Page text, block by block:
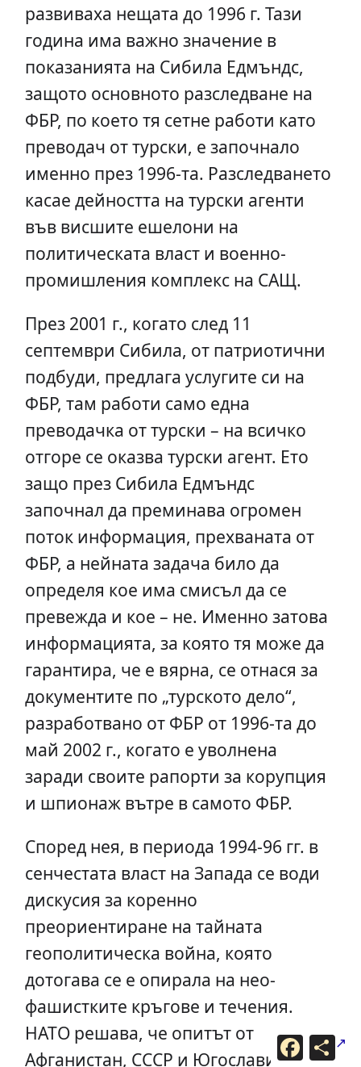
развиваха нещата до 1996 г. Тази
година има важно значение в
показанията на Сибила Едмъндс,
защото основното разследване на
ФБР, по което тя сетне работи като
преводач от турски, е започнало
именно през 1996-та. Разследването
касае дейността на турски агенти
във висшите ешелони на
политическата власт и военно-
промишления комплекс на САЩ.
През 2001 г., когато след 11
септември Сибила, от патриотични
подбуди, предлага услугите си на
ФБР, там работи само една
преводачка от турски – на всичко
отгоре се оказва турски агент. Ето
защо през Сибила Едмъндс
започнал да преминава огромен
поток информация, прехваната от
ФБР, а нейната задача било да
определя кое има смисъл да се
превежда и кое – не. Именно затова
информацията, за която тя може да
гарантира, че е вярна, се отнася за
документите по „турското дело“,
разработвано от ФБР от 1996-та до
май 2002 г., когато е уволнена
заради своите рапорти за корупция
и шпионаж вътре в самото ФБР.
Според нея, в периода 1994-96 гг. в
сенчестата власт на Запада се води
дискусия за коренно
преориентиране на тайната
геополитическа война, която
дотогава се е опирала на нео-
фашистките кръгове и течения.
НАТО решава, че опитът от
Афганистан, СССР и Югославия
F
a
С
п